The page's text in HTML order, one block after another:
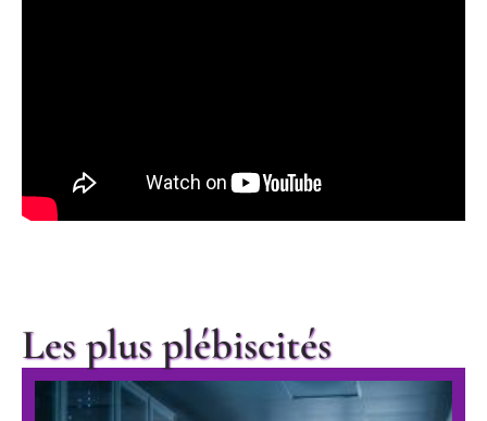
Les plus plébiscités